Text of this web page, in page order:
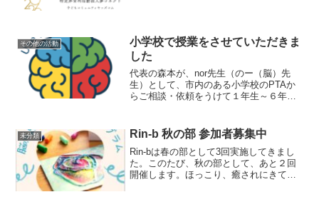
その他の活動
小学校で授業をさせていただきま
した
代表の森本が、nor先生（のー（脳）先
生）として、市内のある小学校のPTAか
らご相談・依頼をうけて１年生～６年生
させていただきました！学年ごとに計６
回させていただくこと...
未分類 Rin-b 秋の部 参加者募集中
Rin-bは春の部として3回実施してきまし
た。このたび、秋の部として、あと２回
開催します。ほっこり、癒されにきてく